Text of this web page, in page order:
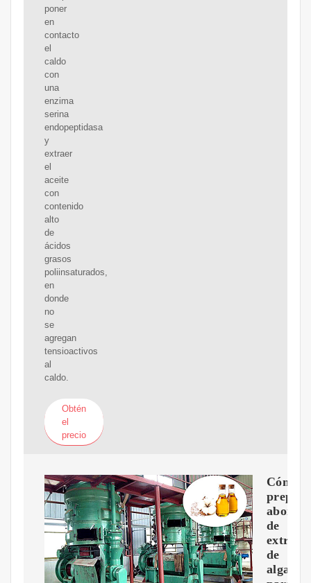
poner
en
contacto
el
caldo
con
una
enzima
serina
endopeptidasa
y
extraer
el
aceite
con
contenido
alto
de
ácidos
grasos
poliinsaturados,
en
donde
no
se
agregan
tensioactivos
al
caldo.
Obtén
el
precio
Cómo
abonos
de
de
algas